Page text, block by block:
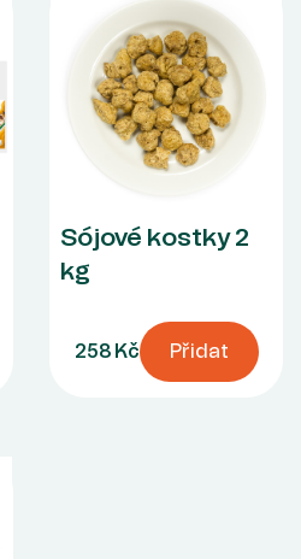
Sójové kostky 2
kg
258 Kč Přidat